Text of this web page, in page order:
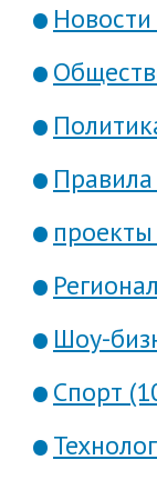
Новости
Правила
Шоу-
Спорт